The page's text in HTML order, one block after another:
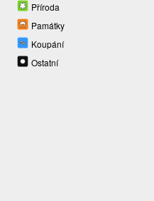
Příroda
Památky
Koupání
Ostatní